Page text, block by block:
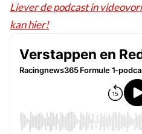
Liever de podcast in
kan hier!